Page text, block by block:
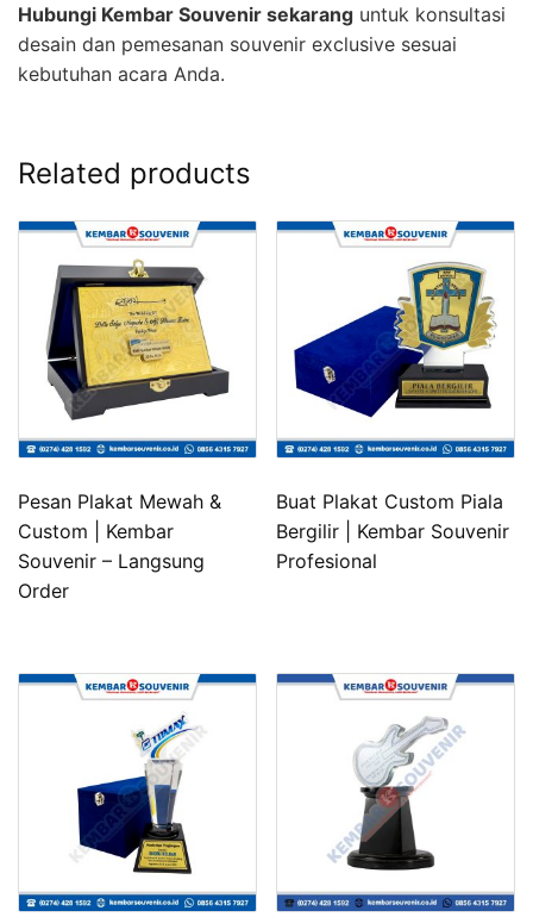
Hubungi Kembar Souvenir sekarang untuk konsultasi
desain dan pemesanan souvenir exclusive sesuai
kebutuhan acara Anda.
Related products
Pesan Plakat Mewah &
Custom | Kembar
Souvenir – Langsung
Order
Buat Plakat Custom Piala
Bergilir | Kembar Souvenir
Profesional